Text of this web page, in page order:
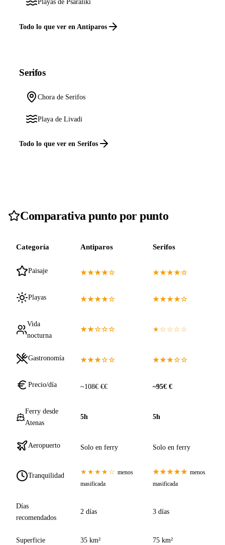
Playas de Psaraliki
Todo lo que ver en Antiparos
Serifos
Chora de Serifos
Playa de Livadi
Todo lo que ver en Serifos
Comparativa punto por punto
Categoría Antiparos Serifos
Paisaje ★★★★☆ ★★★★☆
Playas ★★★★☆ ★★★★☆
Vida
nocturna
★★☆☆☆ ★☆☆☆☆
Gastronomía ★★★☆☆ ★★★☆☆
Precio/día ~108€ €€ ~95€ €
Ferry desde
Atenas
5h 5h
Aeropuerto Solo en ferry Solo en ferry
Tranquilidad ★★★★☆ menos
masificada
★★★★★ menos
masificada
Días
recomendados
2 días 3 días
Superficie 35 km² 75 km²